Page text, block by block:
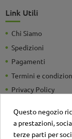
Link Utili
Chi Siamo
Spedizioni
Pagamenti
Termini e
Privacy Policy
Detrazioni Fiscali
Sei un'azienda?
Questo negozio
a prestazioni,
terze parti per